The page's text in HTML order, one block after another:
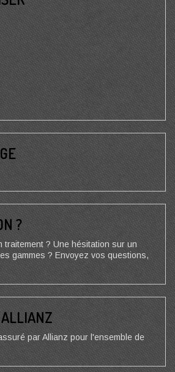
?
traitement ? Une hésitation sur un
gammes ? Envoyez vos questions,
par Allianz pour l'ensemble de